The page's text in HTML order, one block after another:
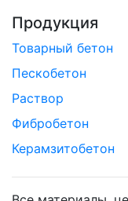
Продукция
Товарный бетон
Пескобетон
Раствор
Фибробетон
Керамзитобетон